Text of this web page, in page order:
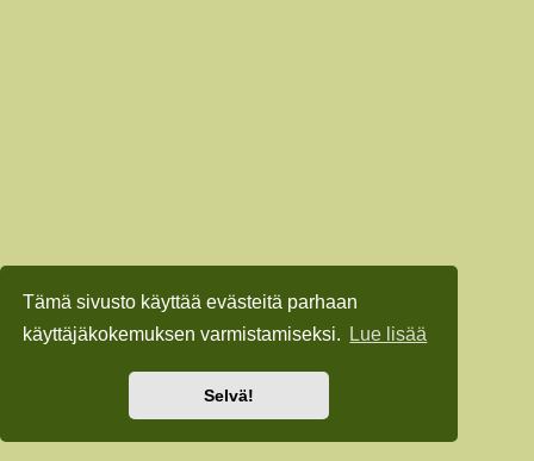
Tämä sivusto käyttää evästeitä parhaan
käyttäjäkokemuksen varmistamiseksi.
Lue lisää
Selvä!